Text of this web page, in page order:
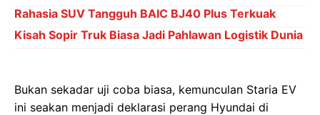
Rahasia SUV Tangguh BAIC BJ40 Plus Terkuak
Kisah Sopir Truk Biasa Jadi Pahlawan Logistik Dunia
Bukan sekadar uji coba biasa, kemunculan Staria EV
ini seakan menjadi deklarasi perang Hyundai di